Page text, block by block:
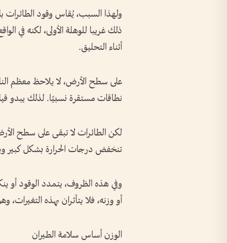
ولهذا السبب، يُقاس وقود الطائرات
ذلك غريبا للوهلة الأولى، لكنه في
أثناء التحليق.
على سطح الأرض، لا يلاحظ معظم
نطاقات مستقرة نسبيًا. لذلك يبدو
تنخفض درجات الحرارة بشكل كبير
وفي هذه الظروف، يتمدد الوقود أو
أو وزنه، فلا يتأثران بهذه التغيرات،
الوزن أساس سلامة الطيران